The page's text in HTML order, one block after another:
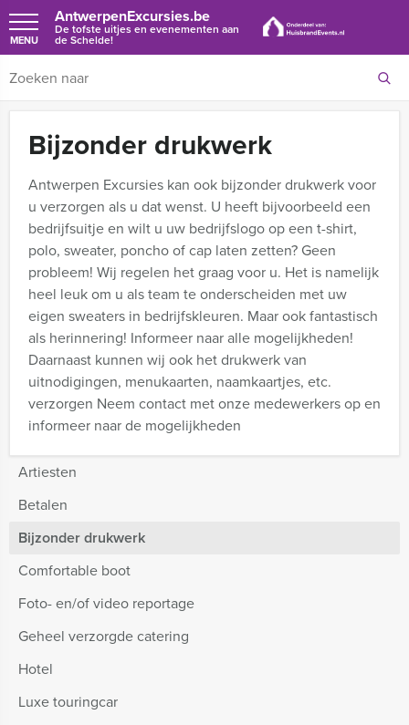
AntwerpenExcursies.be
De tofste uitjes en evenementen aan
de Schelde!
MENU
Bijzonder drukwerk
Antwerpen Excursies kan ook bijzonder drukwerk voor
u verzorgen als u dat wenst. U heeft bijvoorbeeld een
bedrijfsuitje en wilt u uw bedrijfslogo op een t-shirt,
polo, sweater, poncho of cap laten zetten? Geen
probleem! Wij regelen het graag voor u. Het is namelijk
heel leuk om u als team te onderscheiden met uw
eigen sweaters in bedrijfskleuren. Maar ook fantastisch
als herinnering! Informeer naar alle mogelijkheden!
Daarnaast kunnen wij ook het drukwerk van
uitnodigingen, menukaarten, naamkaartjes, etc.
verzorgen Neem contact met onze medewerkers op en
informeer naar de mogelijkheden
Artiesten
Betalen
Bijzonder drukwerk
Comfortable boot
Foto- en/of video reportage
Geheel verzorgde catering
Hotel
Luxe touringcar